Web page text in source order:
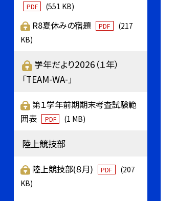
PDF (551 KB)
R8夏休みの宿題 PDF
(217
KB)
学年だより2026（１年）
「TEAM-WA-」
第１学年前期期末考査試験範
囲表
PDF (1 MB)
陸上競技部
陸上競技部(８月) PDF
(207
KB)